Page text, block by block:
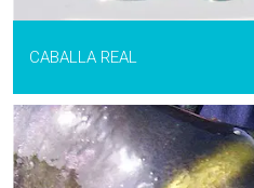
CABALLA REAL